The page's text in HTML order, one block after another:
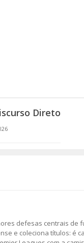
Direto
defesas centrais
e coleciona títulos: é